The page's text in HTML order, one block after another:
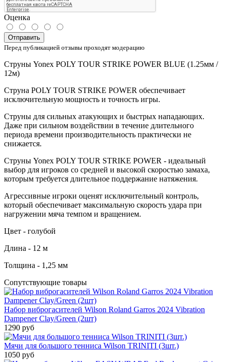
Оценка
Отправить
Перед публикацией отзывы проходят модерацию
Струны Yonex POLY TOUR STRIKE POWER BLUE (1.25мм /
12м)
Струна POLY TOUR STRIKE POWER обеспечивает
исключительную мощность и точность игры.
Струны для сильных атакующих и быстрых нападающих.
Даже при сильном воздействии в течение длительного
периода времени производительность практически не
снижается.
Струны Yonex POLY TOUR STRIKE POWER - идеальный
выбор для игроков со средней и высокой скоростью замаха,
которым требуется длительное поддержание натяжения.
Агрессивные игроки оценят исключительный контроль,
который обеспечивает максимальную скорость удара при
нагружении мяча темпом и вращением.
Цвет - голубой
Длина - 12 м
Толщина - 1,25 мм
Сопутствующие товары
Набор виброгасителей Wilson Roland Garros 2024 Vibration
Dampener Clay/Green (2шт)
1290 руб
Мячи для большого тенниса Wilson TRINITI (3шт.)
1050 руб